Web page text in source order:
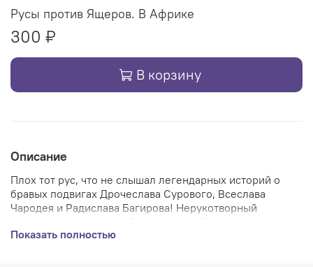
Русы против Ящеров. В Африке
300 ₽
В корзину
Описание
Плох тот рус, что не слышал легендарных историй о
бравых подвигах Дрочеслава Сурового, Всеслава
Чародея и Радислава Багирова! Нерукотворный
только трех богатырей взрастила святая земля? В
Показать полностью